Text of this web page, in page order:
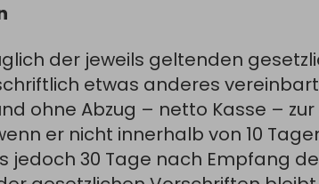
der jeweils geltenden
etwas anderes
ohne Abzug – netto Kasse –
er nicht innerhalb von 10
30 Tage nach Empfang